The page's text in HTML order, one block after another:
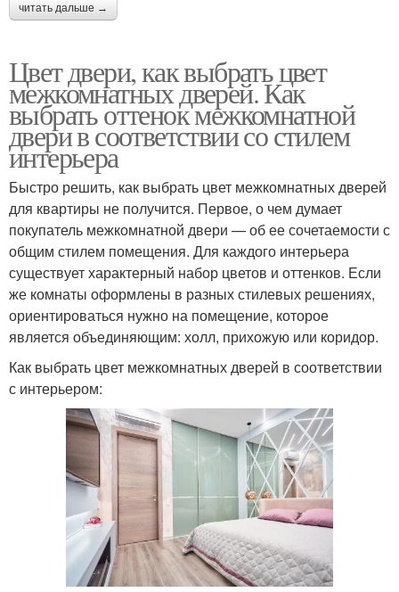
читать дальше →
Цвет двери, как выбрать цвет
межкомнатных дверей. Как
выбрать оттенок межкомнатной
двери в соответствии со стилем
интерьера
Быстро решить, как выбрать цвет межкомнатных дверей
для квартиры не получится. Первое, о чем думает
покупатель межкомнатной двери — об ее сочетаемости с
общим стилем помещения. Для каждого интерьера
существует характерный набор цветов и оттенков. Если
же комнаты оформлены в разных стилевых решениях,
ориентироваться нужно на помещение, которое
является объединяющим: холл, прихожую или коридор.
Как выбрать цвет межкомнатных дверей в соответствии
с интерьером: